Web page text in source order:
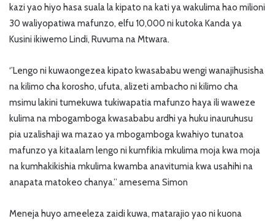
kazi yao hiyo hasa suala la kipato na kati ya wakulima hao milioni
30 waliyopatiwa mafunzo, elfu 10,000 ni kutoka Kanda ya
Kusini ikiwemo Lindi, Ruvuma na Mtwara.
‘’Lengo ni kuwaongezea kipato kwasababu wengi wanajihusisha
na kilimo cha korosho, ufuta, alizeti ambacho ni kilimo cha
msimu lakini tumekuwa tukiwapatia mafunzo haya ili waweze
kulima na mbogamboga kwasababu ardhi ya huku inauruhusu
pia uzalishaji wa mazao ya mbogamboga kwahiyo tunatoa
mafunzo ya kitaalam lengo ni kumfikia mkulima moja kwa moja
na kumhakikishia mkulima kwamba anavitumia kwa usahihi na
anapata matokeo chanya.” amesema Simon
Meneja huyo ameeleza zaidi kuwa, matarajio yao ni kuona